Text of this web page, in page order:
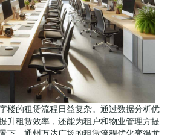
楼的租赁流程日益复杂。通过数据分析优
升租赁效率，还能为租户和物业管理方提